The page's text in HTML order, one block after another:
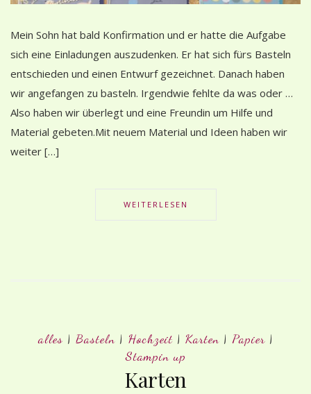
Mein Sohn hat bald Konfirmation und er hatte die Aufgabe
sich eine Einladungen auszudenken. Er hat sich fürs Basteln
entschieden und einen Entwurf gezeichnet. Danach haben
wir angefangen zu basteln. Irgendwie fehlte da was oder …
Also haben wir überlegt und eine Freundin um Hilfe und
Material gebeten.Mit neuem Material und Ideen haben wir
weiter […]
WEITERLESEN
alles| Basteln| Hochzeit | Karten| Papier|
Stampin up
Karten